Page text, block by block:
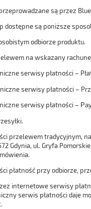
są przez
dostępne są poniższe
odbiorze produktu.
na wskazany
serwisy płatności –
serwisy płatności –
serwisy płatności –
przelewem tradycyjnym,
572 Gdynia, ul. Gryfa
płatność przy odbiorze,
internetowe serwisy
serwis płatności daje